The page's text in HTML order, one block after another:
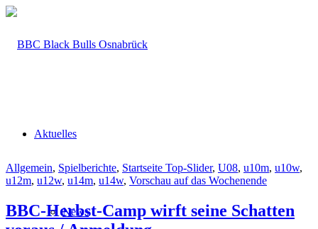
Aktuelles
News
Allgemein, Spielberichte, Startseite Top-Slider, U08, u10m, u10w,
u12m, u12w, u14m, u14w, Vorschau auf das Wochenende
BBC-Herbst-Camp wirft seine Schatten